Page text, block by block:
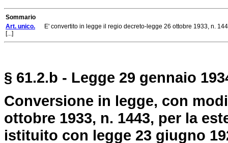
Sommario
Art. unico. E' convertito in legge il regio decreto-legge 26 ottobre 1933, n.
[...]
§ 61.2.b - Legge 29 gennaio
Conversione in legge, con
ottobre 1933, n. 1443, per la
istituito con legge 23 giugno